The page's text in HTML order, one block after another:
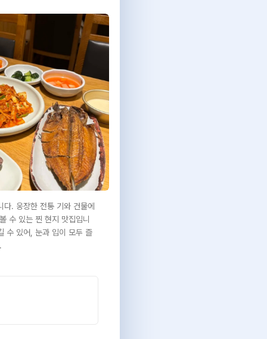
. 웅장한 전통 기와 건물에
수 있는 찐 현지 맛집입니
수 있어, 눈과 입이 모두 즐